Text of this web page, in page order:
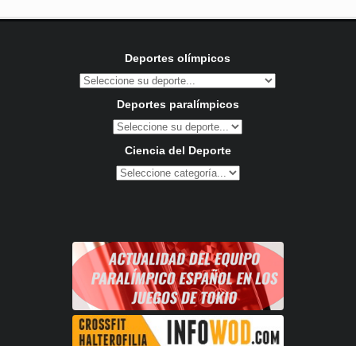
Deportes olímpicos
Deportes paralímpicos
Ciencia del Deporte